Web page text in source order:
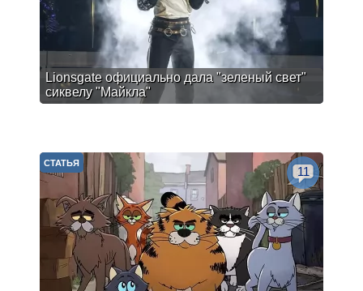
Lionsgate официально дала "зеленый свет"
сиквелу "Майкла"
СТАТЬЯ
11